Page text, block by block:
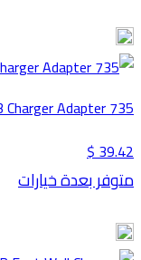
735 Charger (GaNPrime 65W) Dual Port Type-C And USB Charger Adapter
39.42 $
متوفر بعدة خيارات